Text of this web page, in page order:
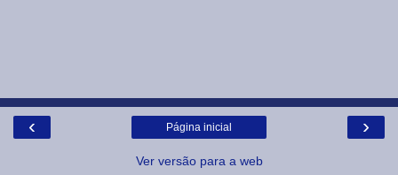
‹ ›
Página inicial
Ver versão para a web